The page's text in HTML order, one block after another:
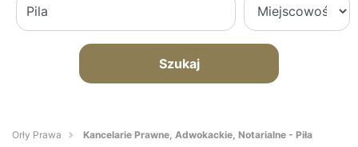
Szukaj
Orły Prawa Kancelarie Prawne, Adwokackie, Notarialne - Piła